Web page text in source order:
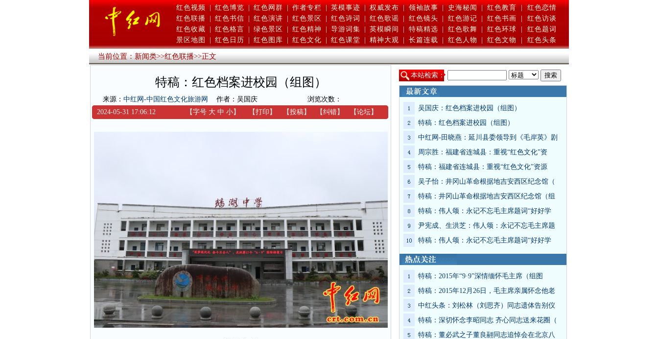
红色视频 | 红色博览 | 红色网群 | 作者专栏 | 英模事迹 | 权威发布 | 领袖故事 | 史海秘闻 | 红色教育 |
红色恋情
红色联播
红色书信 红色演讲 红色景区 红色诗词 红色歌谣 红色镜头 红色游记 红色书画
红色访谈
红色收藏
红色格言 绿色景区 红色精神 导游词集 英模瞬间 特稿精选 红色歌舞 红色环球
红色题词
景区地图
红色日历 红色图库 红色文化 红色课堂 精神大观 长篇连载 红色人物 红色文物 红色头条
当前位置：新闻类>>红色联播>>正文
特稿：红色档案进校园（组图）
来源： 中红网-中国红色文化旅游网 作者：吴国庆
浏览次数：
2024-05-31 17:06:12
【字号 大 中 小】 【打印 】 【投稿】 【纠错】 【论坛】
本站检索：
吴国庆：红色档案进校园（组图）
特稿：红色档案进校园（组图）
中红网-田晓燕：延川县委领导到《毛岸英》剧
周宗胜：福建省连城县：重视“红色文化”资
特稿：福建省连城县：重视“红色文化”资源
吴子怡：井冈山革命根据地吉安西区纪念馆（
特稿：井冈山革命根据地吉安西区纪念馆（组
特稿：伟人颂：永记不忘毛主席题词“好好学
尹宪成、生洪芝：伟人颂：永记不忘毛主席题
特稿：伟人颂：永记不忘毛主席题词“好好学
特稿：2015年“9·9”深情缅怀毛主席（组图
特稿：2015年12月26日，毛主席亲属怀念他老
中红头条：刘松林（刘思齐）同志遗体告别仪
特稿：深切怀念李昭同志 齐心同志送来花圈（
特稿：董必武之子董良翮同志追悼会在北京八